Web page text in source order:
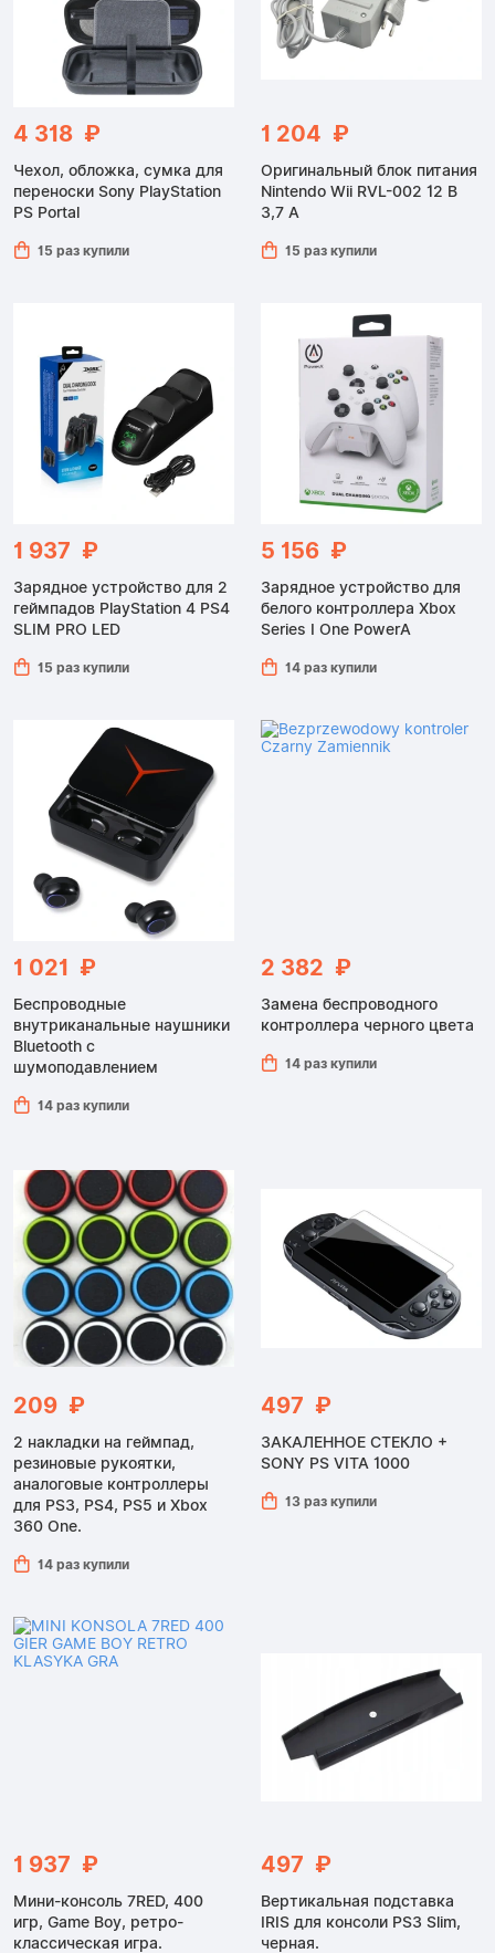
4 318 ₽
Чехол, обложка, сумка для
переноски Sony PlayStation
PS Portal
15 раз купили
1 204 ₽
Оригинальный блок питания
Nintendo Wii RVL-002 12 В
3,7 А
15 раз купили
1 937 ₽
Зарядное устройство для 2
геймпадов PlayStation 4 PS4
SLIM PRO LED
15 раз купили
5 156 ₽
Зарядное устройство для
белого контроллера Xbox
Series I One PowerA
14 раз купили
1 021 ₽
Беспроводные
внутриканальные наушники
Bluetooth с
шумоподавлением
14 раз купили
2 382 ₽
Замена беспроводного
контроллера черного цвета
14 раз купили
209 ₽
2 накладки на геймпад,
резиновые рукоятки,
аналоговые контроллеры
для PS3, PS4, PS5 и Xbox
360 One.
14 раз купили
497 ₽
ЗАКАЛЕННОЕ СТЕКЛО +
SONY PS VITA 1000
13 раз купили
1 937 ₽
Мини-консоль 7RED, 400
игр, Game Boy, ретро-
классическая игра.
497 ₽
Вертикальная подставка
IRIS для консоли PS3 Slim,
черная.